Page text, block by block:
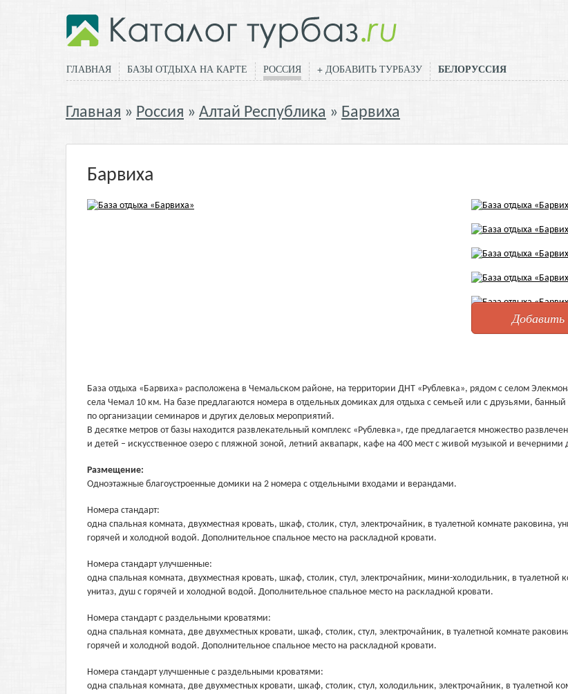
ГЛАВНАЯ БАЗЫ ОТДЫХА НА КАРТЕ РОССИЯ + ДОБАВИТЬ ТУРБАЗУ БЕЛОРУССИЯ
Главная Россия Алтай Республика Барвиха
Барвиха
База отдыха «Барвиха» расположена в Чемальском районе, на территории ДНТ «Рублевка», рядом с селом
села Чемал 10 км. На базе предлагаются номера в отдельных домиках для отдыха с семьей или с друзьями, банный
по организации семинаров и других деловых мероприятий.
В десятке метров от базы находится развлекательный комплекс «Рублевка», где предлагается множество
и детей – искусственное озеро с пляжной зоной, летний аквапарк, кафе на 400 мест с живой музыкой и вечерними
Размещение:
Одноэтажные благоустроенные домики на 2 номера с отдельными входами и верандами.
Номера стандарт:
одна спальная комната, двухместная кровать, шкаф, столик, стул, электрочайник, в туалетной комнате раковина,
горячей и холодной водой. Дополнительное спальное место на раскладной кровати.
Номера стандарт улучшенные:
одна спальная комната, двухместная кровать, шкаф, столик, стул, электрочайник, мини-холодильник, в туалетной
унитаз, душ с горячей и холодной водой. Дополнительное спальное место на раскладной кровати.
Номера стандарт с раздельными кроватями:
одна спальная комната, две двухместных кровати, шкаф, столик, стул, электрочайник, в туалетной комнате
горячей и холодной водой. Дополнительное спальное место на раскладной кровати.
Номера стандарт улучшенные с раздельными кроватями:
одна спальная комната, две двухместных кровати, шкаф, столик, стул, холодильник, электрочайник, в туалетной